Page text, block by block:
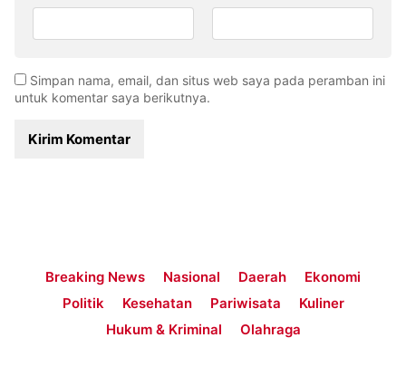
Simpan nama, email, dan situs web saya pada peramban ini
untuk komentar saya berikutnya.
Breaking News Nasional Daerah
Ekonomi
Politik
Kesehatan Pariwisata
Kuliner
Hukum & Kriminal
Olahraga